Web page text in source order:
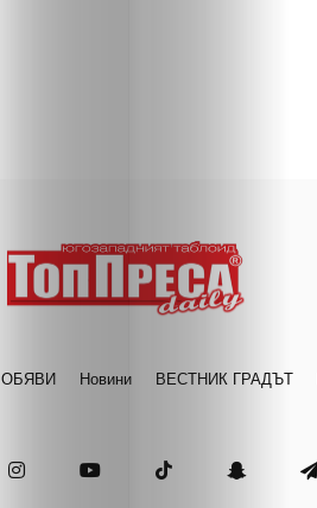
ОБЯВИ Новини ВЕСТНИК ГРАДЪТ